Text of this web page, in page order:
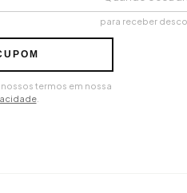
para receber
termos em nossa
.